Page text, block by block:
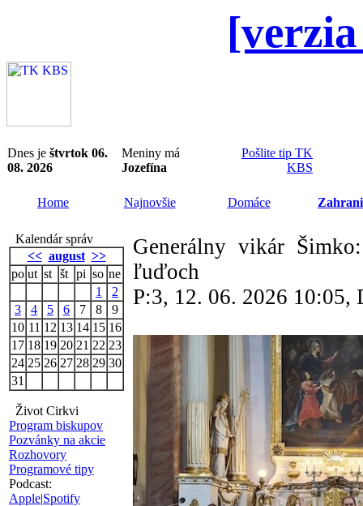
Dnes je štvrtok 06.
08. 2026
Meniny má
Jozefína
Pošlite tip TK
KBS
Home Najnovšie Domáce
Kalendár správ
<< august >>
po ut st št pi so ne
1
2
3
4 5 6 7 8
9
10 11 12 13 14 15 16
17 18 19 20 21 22 23
24 25 26 27 28 29 30
31
Život Cirkvi
Program biskupov
Pozvánky na akcie
Rozhovory
Programové tipy
Podcast:
Apple|Spotify
Generálny vikár
ľuďoch
P:3, 12. 06. 2026 10:05,